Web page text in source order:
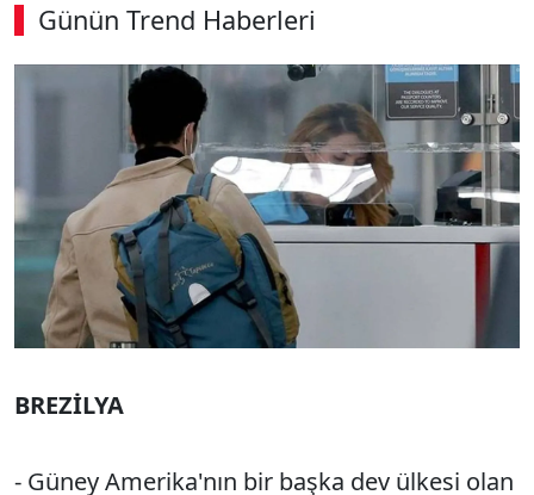
Günün Trend Haberleri
BREZİLYA
- Güney Amerika'nın bir başka dev ülkesi olan